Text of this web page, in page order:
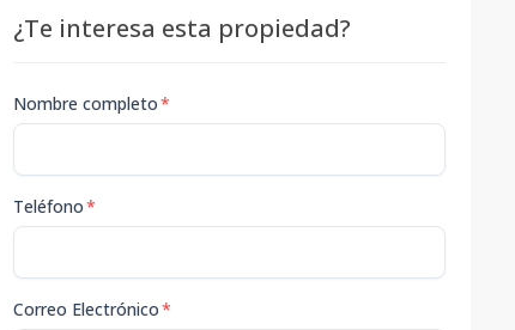
¿Te interesa esta propiedad?
Nombre completo*
Teléfono*
Correo Electrónico*